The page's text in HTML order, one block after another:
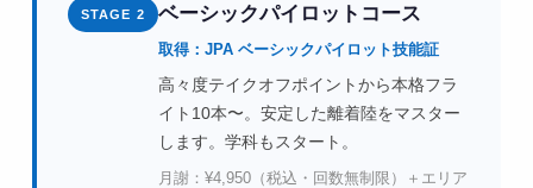
STAGE 2 ベーシックパイロットコース
取得：JPA ベーシックパイロット技能証
高々度テイクオフポイントから本格フラ
イト10本〜。安定した離着陸をマスター
します。学科もスタート。
月謝：¥4,950（税込・回数無制限）＋エリア